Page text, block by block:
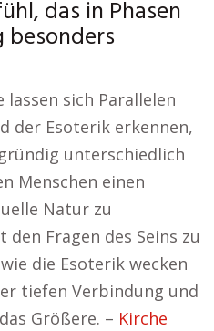
das in Phasen
besonders
sich Parallelen
der Esoterik erkennen,
unterschiedlich
Menschen einen
Natur zu
Fragen des Seins zu
die Esoterik wecken
tiefen Verbindung und
Größere. – Kirche